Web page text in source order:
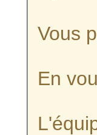
Vous
En